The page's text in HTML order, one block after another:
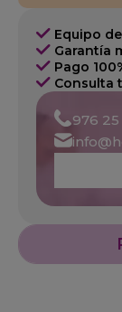
Equipo
Garantía
Pago
Consulta
976 25